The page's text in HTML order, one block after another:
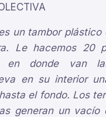
un tambor
Le hacemos 20
en donde van
en su interior
el fondo. Los
generan un vacío